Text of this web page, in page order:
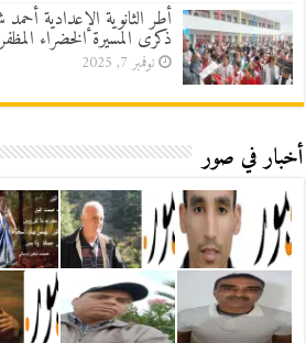
أطر الثانوية الإعدادية
ذكرى المسيرة الخضراء
نوفمبر 7, 2025
أخبار في صور